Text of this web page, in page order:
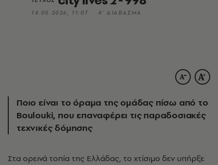
14.05.2026, 11:07 4’ ΔΙΑΒΑΣΜΑ
Ποιο είναι το όραμα της ομάδας πίσω από το
Boulouki, που επαναφέρει τις παραδοσιακές
τεχνικές δόμησης
Στα ορεινά τοπία της Ελλάδας, το χτίσιμο δεν υπήρξε